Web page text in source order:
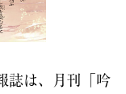
誌は、月刊「吟